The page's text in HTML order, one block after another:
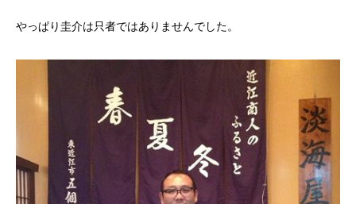
やっぱり圭介は只者ではありませんでした。